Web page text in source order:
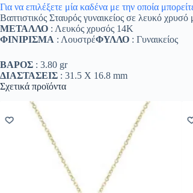
Για να επιλέξετε μία καδένα με την οποία
Βαπτιστικός Σταυρός γυναικείος σε λευκό χρυσό
ΜΕΤΑΛΛΟ : Λευκός χρυσός 14K
ΦΙΝΙΡΙΣΜΑ : ΛουστρέΦΥΛΛΟ : Γυναικείος
ΒΑΡΟΣ : 3.80 gr
ΔΙΑΣΤΑΣΕΙΣ : 31.5 Χ 16.8 mm
Σχετικά προϊόντα